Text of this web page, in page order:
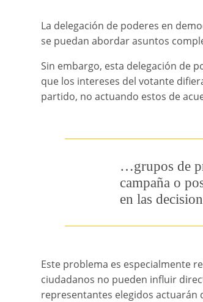
La delegación de poderes en
se puedan abordar asuntos
Sin embargo, esta delegación de
que los intereses del votante
partido, no actuando estos de
…grupos de
campaña o
en las
Este problema es especialmente
ciudadanos no pueden influir
representantes elegidos